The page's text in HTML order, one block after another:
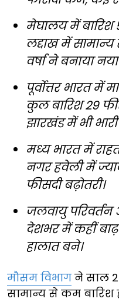
मेघालय में बारिश
लद्दाख में
वर्षा ने बनाया नया
पूर्वोत्तर भारत
कुल बारिश 29
झारखंड में भी
मध्य भारत में
नगर हवेली में
फीसदी बढ़ोतरी।
जलवायु
देशभर में कहीं
हालात बने।
मौसम विभाग ने साल
सामान्य से कम बारिश